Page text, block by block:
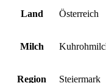
Land Österreich
Milch
Region Steiermark